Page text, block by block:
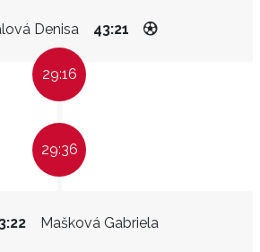
Denisa 43:21
29:16
29:36
Mašková Gabriela